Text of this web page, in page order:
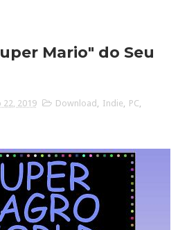
Mario" do Seu
22, 2019 Download Indie PC